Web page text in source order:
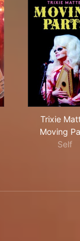
Trixie
Moving
Self